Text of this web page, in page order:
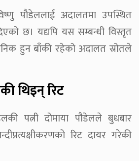
पौडेललाई अदालतमा उपस्थित
छ। यद्यपि यस सम्बन्धी विस्तृत
हुन बाँकी रहेको अदालत स्रोतले
थिइन् रिट
पत्नी दोमाया पौडेलले बुधबार
रिट दायर गरेकी